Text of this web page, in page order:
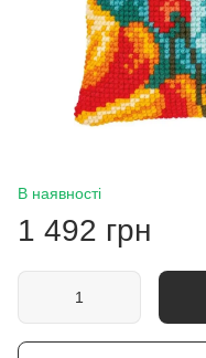
В наявності
1 492 грн